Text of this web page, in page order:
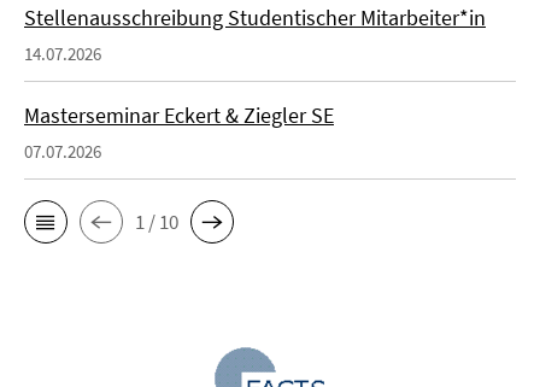
Stellenausschreibung Studentischer Mitarbeiter*in
14.07.2026
Masterseminar Eckert & Ziegler SE
07.07.2026
1 / 10